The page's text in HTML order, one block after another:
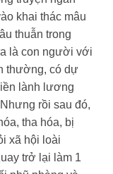
khai thác mâu
thuẫn trong
là con người với
thường, có dự
lành lương
rồi sau đó,
tha hóa, bị
xã hội loài
trở lại làm 1